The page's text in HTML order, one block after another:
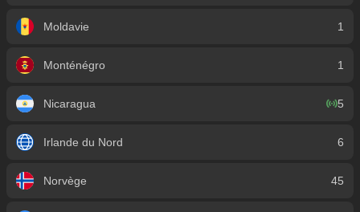
Moldavie 1
Monténégro 1
Nicaragua 5
Irlande du Nord 6
Norvège 45